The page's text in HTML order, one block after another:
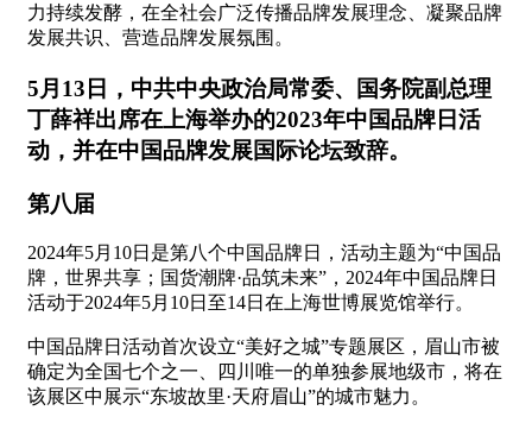
力持续发酵，在全社会广泛传播品牌发展理念、凝聚品牌
发展共识、营造品牌发展氛围。
5月13日，中共中央政治局常委、国务院副总理
丁薛祥出席在上海举办的2023年中国品牌日活
动，并在中国品牌发展国际论坛致辞。
第八届
2024年5月10日是第八个中国品牌日，活动主题为“中国品
牌，世界共享；国货潮牌·品筑未来”，2024年中国品牌日
活动于2024年5月10日至14日在上海世博展览馆举行。
中国品牌日活动首次设立“美好之城”专题展区，眉山市被
确定为全国七个之一、四川唯一的单独参展地级市，将在
该展区中展示“东坡故里·天府眉山”的城市魅力。